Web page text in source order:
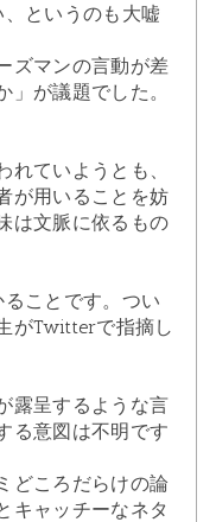
というのも大嘘
ズマンの言動が差
」が議題でした。
れていようとも、
が用いることを妨
は文脈に依るもの
ことです。つい
がTwitterで指摘し
露呈するような言
る意図は不明です
どころだらけの論
キャッチーなネタ